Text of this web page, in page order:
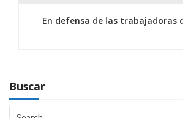
ó
En defensa de las trabajadoras
Buscar